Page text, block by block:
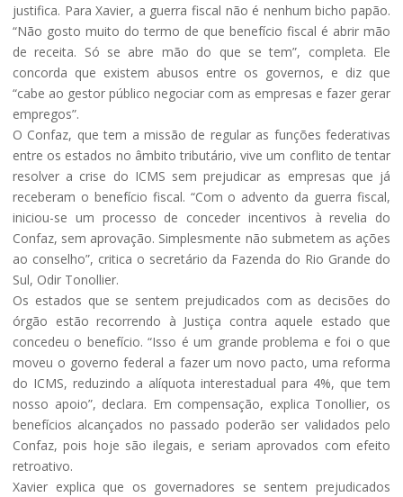
justifica. Para Xavier, a guerra fiscal não é nenhum bicho papão.
“Não gosto muito do termo de que benefício fiscal é abrir mão
de receita. Só se abre mão do que se tem”, completa. Ele
concorda que existem abusos entre os governos, e diz que
“cabe ao gestor público negociar com as empresas e fazer gerar
empregos”.
O Confaz, que tem a missão de regular as funções federativas
entre os estados no âmbito tributário, vive um conflito de tentar
resolver a crise do ICMS sem prejudicar as empresas que já
receberam o benefício fiscal. “Com o advento da guerra fiscal,
iniciou-se um processo de conceder incentivos à revelia do
Confaz, sem aprovação. Simplesmente não submetem as ações
ao conselho”, critica o secretário da Fazenda do Rio Grande do
Sul, Odir Tonollier.
Os estados que se sentem prejudicados com as decisões do
órgão estão recorrendo à Justiça contra aquele estado que
concedeu o benefício. “Isso é um grande problema e foi o que
moveu o governo federal a fazer um novo pacto, uma reforma
do ICMS, reduzindo a alíquota interestadual para 4%, que tem
nosso apoio”, declara. Em compensação, explica Tonollier, os
benefícios alcançados no passado poderão ser validados pelo
Confaz, pois hoje são ilegais, e seriam aprovados com efeito
retroativo.
Xavier explica que os governadores se sentem prejudicados